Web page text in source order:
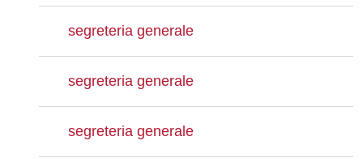
segreteria generale
segreteria generale
segreteria generale